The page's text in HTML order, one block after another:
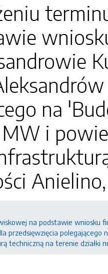
na
i
na podstawie wniosku
przedsięwzięcia
na terenie działki